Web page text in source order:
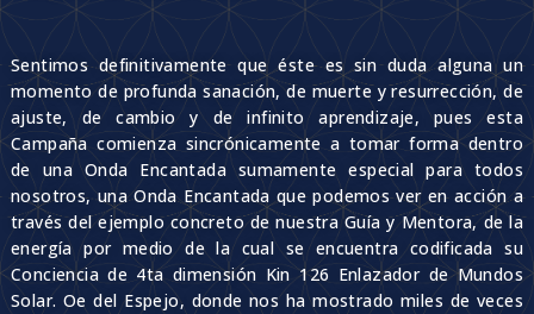
Sentimos definitivamente que éste es sin duda alguna un
momento de profunda sanación, de muerte y resurrección, de
ajuste, de cambio y de infinito aprendizaje, pues esta
Campaña comienza sincrónicamente a tomar forma dentro
de una Onda Encantada sumamente especial para todos
nosotros, una Onda Encantada que podemos ver en acción a
través del ejemplo concreto de nuestra Guía y Mentora, de la
energía por medio de la cual se encuentra codificada su
Conciencia de 4ta dimensión Kin 126 Enlazador de Mundos
Solar. Oe del Espejo, donde nos ha mostrado miles de veces